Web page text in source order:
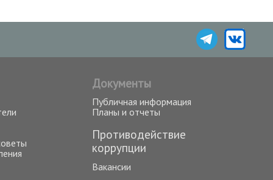
Документы
Публичная информация
Планы и отчеты
Противодействие
коррупции
Вакансии